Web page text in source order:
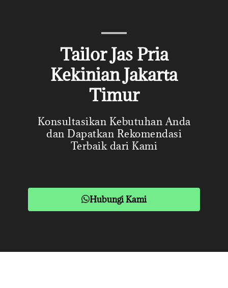
Tailor Jas Pria
Kekinian Jakarta
Timur
Konsultasikan Kebutuhan Anda
dan Dapatkan Rekomendasi
Terbaik dari Kami
Hubungi Kami